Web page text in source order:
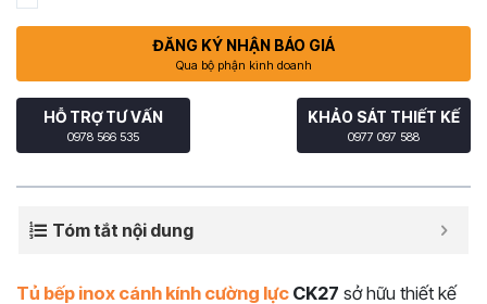
ĐĂNG KÝ NHẬN BÁO GIÁ
Qua bộ phận kinh doanh
HỖ TRỢ TƯ VẤN
0978 566 535
KHẢO SÁT THIẾT KẾ
0977 097 588
Tóm tắt nội dung
Tủ bếp inox cánh kính cường lực CK27 sở hữu thiết kế